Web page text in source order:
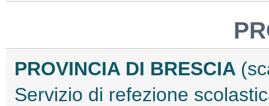
PROVINCIA DI BRESCIA
Servizio di refezione